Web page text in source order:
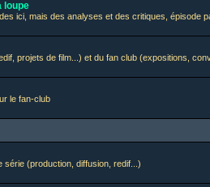
loupe
ici, mais des analyses et des critiques, épisode
projets de film...) et du fan club (expositions,
le fan-club
série (production, diffusion, redif...)